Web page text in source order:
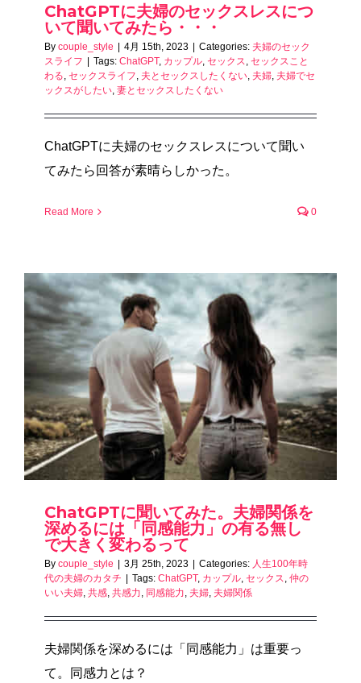
ChatGPTに夫婦のセックスレスにつ
いて聞いてみたら・・・
By couple_style 4月 15th, 2023 Categories: 夫婦のセック
スライフ
Tags: ChatGPT, カップル, セックス, セックスこと
わる, セックスライフ, 夫とセックスしたくない, 夫婦, 夫婦でセ
ックスがしたい, 妻とセックスしたくない
ChatGPTに夫婦のセックスレスについて聞い
てみたら回答が素晴らしかった。
Read More 0
ChatGPTに聞いてみた。夫婦関係を
深めるには「同感能力」の有る無し
で大きく変わるって
By couple_style 3月 25th, 2023 Categories: 人生100年時
代の夫婦のカタチ
Tags: ChatGPT, カップル, セックス, 仲の
いい夫婦, 共感, 共感力, 同感能力, 夫婦, 夫婦関係
夫婦関係を深めるには「同感能力」は重要っ
て。同感力とは？